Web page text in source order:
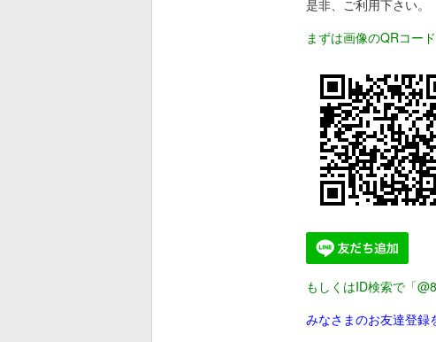
是非、ご利用下さい。
まずは画像のQRコー
もしくはID検索で「
みなさまのお友達登録